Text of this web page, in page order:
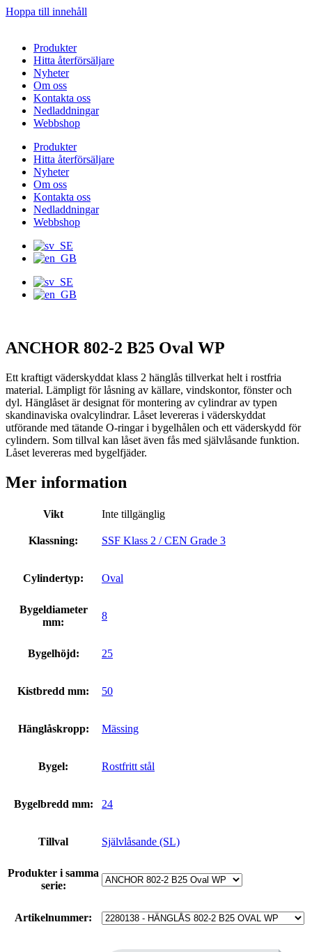
Hoppa till innehåll
Produkter
Hitta återförsäljare
Nyheter
Om oss
Kontakta oss
Nedladdningar
Webbshop
Produkter
Hitta återförsäljare
Nyheter
Om oss
Kontakta oss
Nedladdningar
Webbshop
ANCHOR 802-2 B25 Oval WP
Ett kraftigt väderskyddat klass 2 hänglås tillverkat helt i rostfria
material. Lämpligt för låsning av källare, vindskontor, fönster och
dyl. Hänglåset är designat för montering av cylindrar av typen
skandinaviska ovalcylindrar. Låset levereras i väderskyddat
utförande med tätande O-ringar i bygelhålen och ett väderskydd för
cylindern. Som tillval kan låset även fås med självlåsande funktion.
Låset levereras med bygelfjäder.
Mer information
Vikt Inte tillgänglig
Klassning: SSF Klass 2 / CEN Grade 3
Cylindertyp: Oval
Bygeldiameter
mm:
8
Bygelhöjd: 25
Kistbredd mm: 50
Hänglåskropp: Mässing
Bygel: Rostfritt stål
Bygelbredd mm: 24
Tillval Självlåsande (SL)
Produkter i samma
serie:
Artikelnummer: